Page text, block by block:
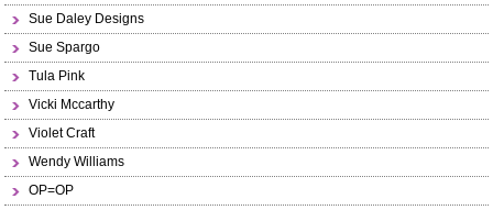
Sue Daley Designs
Sue Spargo
Tula Pink
Vicki Mccarthy
Violet Craft
Wendy Williams
OP=OP